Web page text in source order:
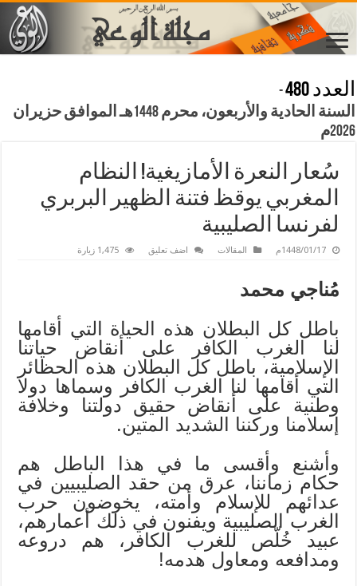
العدد 480
-
السنة الحادية والأربعون، محرم 1448هـ الموافق حزيران
2026م
سُعار النعرة الأمازيغية! النظام
المغربي يوقظ فتنة الظهير البربري
لفرنسا الصليبية
1448/01/17م المقالات اضف تعليق 1,475 زيارة
مُناجي محمد
باطل كل البطلان هذه الحياة التي أقامها
لنا الغرب الكافر على أنقاض حياتنا
الإسلامية، باطل كل البطلان هذه الحظائر
التي أقامها لنا الغرب الكافر وسماها دولا
وطنية على أنقاض حقيق دولتنا وخلافة
إسلامنا وركننا الشديد المتين.
وأشنع وأقسى ما في هذا الباطل هم
حكام زماننا، عرق من حقد الصليبيين في
عدائهم للإسلام وأمته، يخوضون حرب
الغرب الصليبية ويفنون في ذلك أعمارهم،
عبيد خُلّص للغرب الكافر، هم دروعه
ومدافعه ومعاول هدمه!